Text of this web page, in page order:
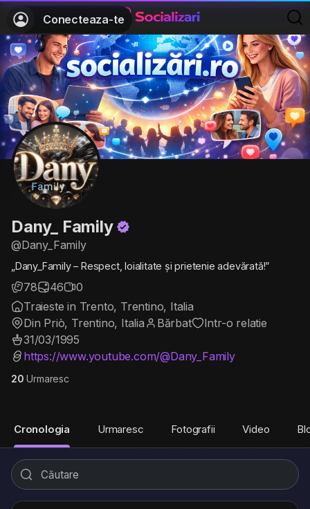
Conecteaza-te
Dany_ Family
@Dany_Family
„Dany_Family – Respect, loialitate și prietenie adevărată!”
78 46
0
Traieste in Trento, Trentino, Italia
Din Priò, Trentino, Italia
Bărbat
Intr-o relatie
31/03/1995
https://www.youtube.com/@Dany_Family
20 Urmaresc
Cronologia Urmaresc Fotografii Video